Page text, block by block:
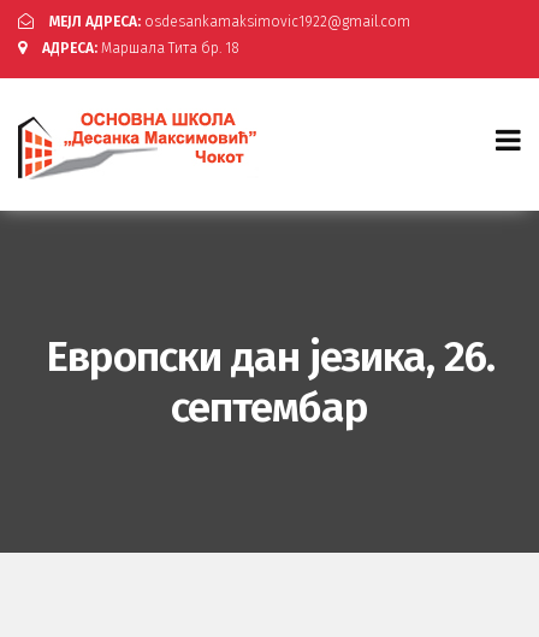
МЕЈЛ АДРЕСА: osdesankamaksimovic1922@gmail.com
АДРЕСА: Маршала Тита бр. 18
Европски дан језика, 26.
септембар